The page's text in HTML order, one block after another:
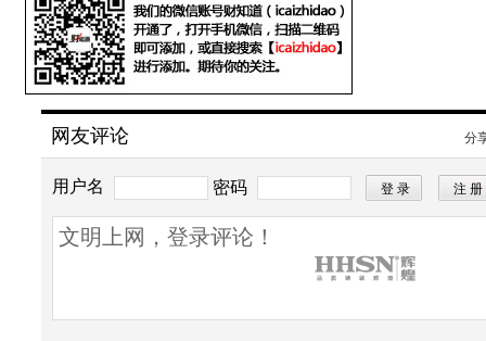
网友评论 分
用户名 密码